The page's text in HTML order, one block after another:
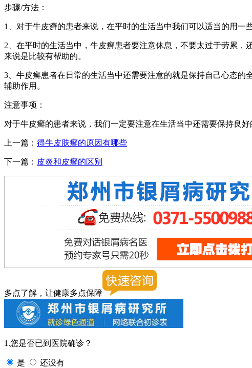
步骤/方法：
1、对于牛皮癣的患者来说，在平时的生活当中我们可以适当的用一
2、在平时的生活当中，牛皮癣患者要注意休息，不要太过于劳累
来说是比较有帮助的。
3、牛皮癣患者在日常的生活当中还需要注意的就是保持自己心态
辅助作用。
注意事项：
对于牛皮癣的患者来说，我们一定要注意在生活当中还需要保持良
上一篇： 得牛皮肤癣的原因有哪些
下一篇： 皮炎和皮癣的区别
多点了解，让健康多点保障
1.您是否已到医院确诊？
是 还没有